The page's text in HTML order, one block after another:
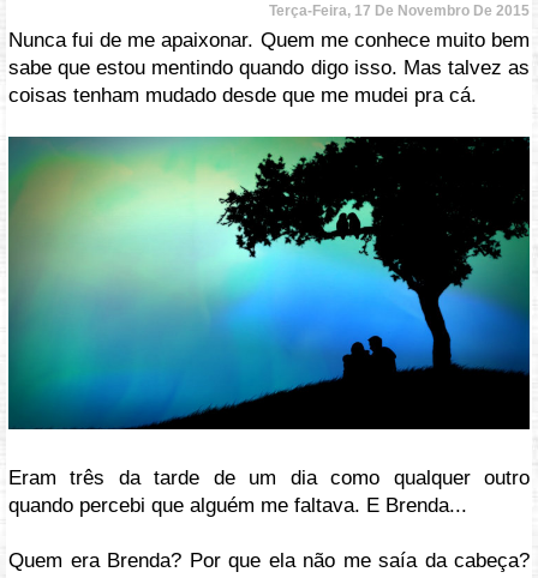
Terça-Feira, 17 De Novembro De 2015
Nunca fui de me apaixonar. Quem me conhece muito bem
sabe que estou mentindo quando digo isso. Mas talvez as
coisas tenham mudado desde que me mudei pra cá.
Eram três da tarde de um dia como qualquer outro
quando percebi que alguém me faltava. E Brenda...
Quem era Brenda? Por que ela não me saía da cabeça?